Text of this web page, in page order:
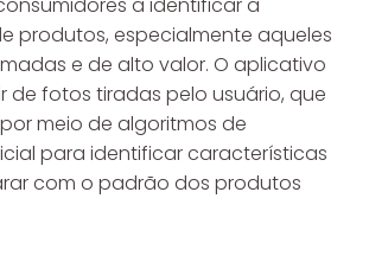
a identificar a
produtos, especialmente aqueles
e de alto valor. O aplicativo
de fotos tiradas pelo usuário, que
meio de algoritmos de
para identificar características
com o padrão dos produtos